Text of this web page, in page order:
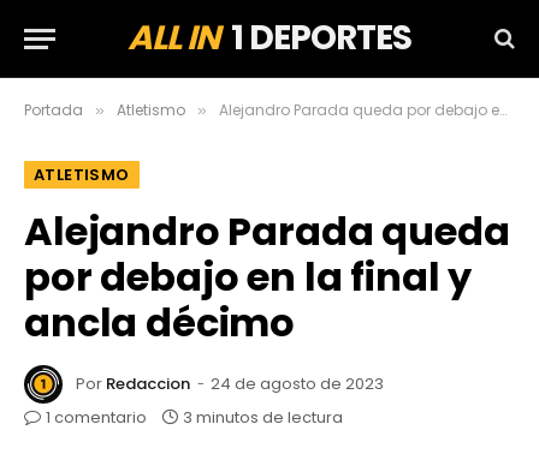
ALL IN1 DEPORTES
Portada » Atletismo » Alejandro Parada queda por debajo en la final y ancla décimo
ATLETISMO
Alejandro Parada queda
por debajo en la final y
ancla décimo
Por Redaccion
24 de agosto de 2023
1 comentario
3 minutos de lectura